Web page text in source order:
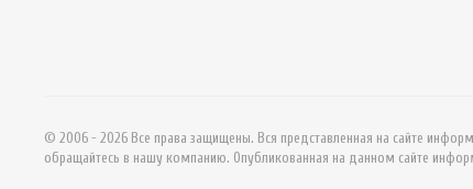
© 2006 - 2026 Все права защищены. Вся представленная на сайте
обращайтесь в нашу компанию. Опубликованная на данном сайте